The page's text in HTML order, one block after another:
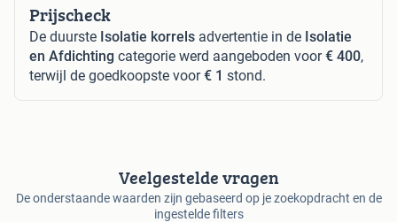
Prijscheck
De duurste Isolatie korrels advertentie in de Isolatie
en Afdichting categorie werd aangeboden voor€ 400,
terwijl de goedkoopste voor€ 1 stond.
Veelgestelde vragen
De onderstaande waarden zijn gebaseerd op je zoekopdracht en de
ingestelde filters